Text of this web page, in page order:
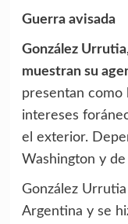
Guerra avisada
González
muestran su
presentan como
intereses
el exterior.
Washington y
González
Argentina y se